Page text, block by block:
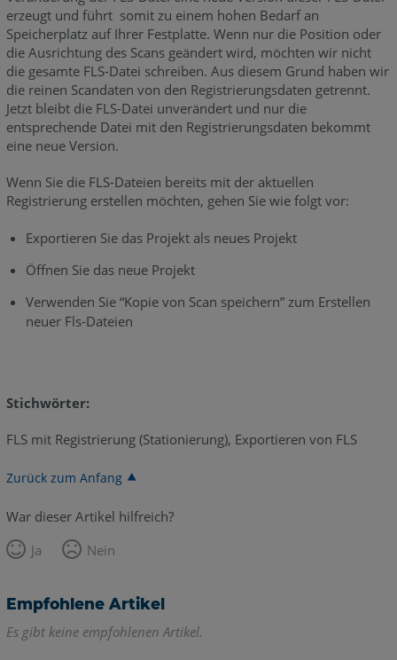
erzeugt und führt somit zu einem hohen Bedarf an
Speicherplatz auf Ihrer Festplatte. Wenn nur die Position oder
die Ausrichtung des Scans geändert wird, möchten wir nicht
die gesamte FLS-Datei schreiben. Aus diesem Grund haben wir
die reinen Scandaten von den Registrierungsdaten getrennt.
Jetzt bleibt die FLS-Datei unverändert und nur die
entsprechende Datei mit den Registrierungsdaten bekommt
eine neue Version.
Wenn Sie die FLS-Dateien bereits mit der aktuellen
Registrierung erstellen möchten, gehen Sie wie folgt vor:
Exportieren Sie das Projekt als neues Projekt
Öffnen Sie das neue Projekt
Verwenden Sie “Kopie von Scan speichern” zum Erstellen
neuer Fls-Dateien
Stichwörter:
FLS mit Registrierung (Stationierung), Exportieren von FLS
Zurück zum Anfang
War dieser Artikel hilfreich?
Ja
Nein
Empfohlene Artikel
Es gibt keine empfohlenen Artikel.